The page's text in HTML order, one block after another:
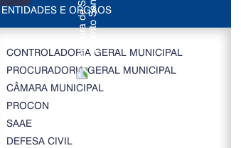
ENTIDADES E ORGÃOS
CONTROLADORIA GERAL MUNICIPAL
PROCURADORIA GERAL MUNICIPAL
CÂMARA MUNICIPAL
PROCON
SAAE
DEFESA CIVIL